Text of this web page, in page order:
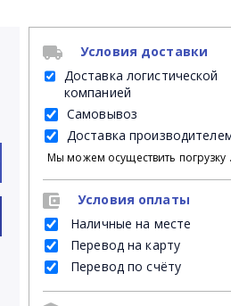
Условия доставки
Доставка логистической
компанией
Самовывоз
Доставка
Мы можем осуществить погрузку
Условия оплаты
Наличные на месте
Перевод на карту
Перевод по счёту